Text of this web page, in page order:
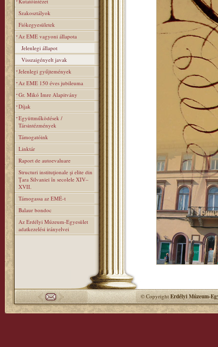
Szakosztályok
Fiókegyesületek
Az EME vagyoni állapota
Jelenlegi állapot
Visszaigényelt javak
Jelenlegi gyűjtemények
Az EME 150 éves jubileuma
Gr. Mikó Imre Alapitvány
Díjak
Együttműködések /
Társintézmények
Támogatóink
Linktár
Raport de autoevaluare
Structuri instituţionale şi elite din
Ţara Silvaniei în secolele XIV–
XVII.
Támogassa az EMÉ-t
Balaur bondoc
Az Erdélyi Múzeum-Egyesület
adatkezelési irányelvei
© CopyrightErdélyi Múzeum-